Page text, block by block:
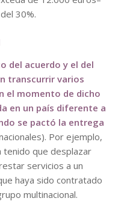
30%.
del acuerdo y el del
transcurrir varios
el momento de dicho
en un país diferente a
se pactó la entrega
Por ejemplo,
que desplazar
servicios a un
haya sido contratado
multinacional.